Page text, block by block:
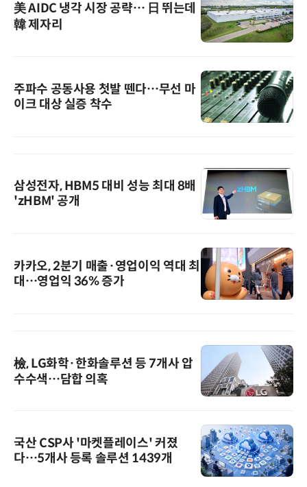
美 AIDC 냉각 시장 공략… 日 뛰는데
韓 제자리
주파수 공동사용 첫발 뗀다…무선 마
이크 대상 실증 착수
삼성전자, HBM5 대비 성능 최대 8배
'zHBM' 공개
카카오, 2분기 매출·영업이익 역대 최
대…영업익 36% 증가
檢, LG화학·한화솔루션 등 7개사 압
수수색…담합 의혹
국산 CSP사 '마켓플레이스' 커졌
다…5개사 등록 솔루션 1439개